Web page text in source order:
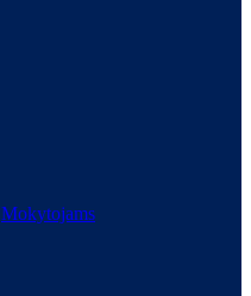
Mokytojams